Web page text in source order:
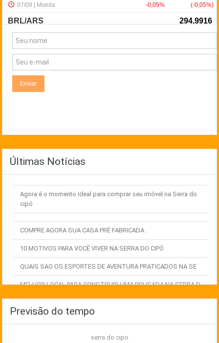
NewsLetter
Últimas Notícias
Agora é o momento ideal para comprar seu imóvel na Serra do
cipó
COMPRE AGORA SUA CASA PRÉ FABRICADA .
10 MOTIVOS PARA VOCÊ VIVER NA SERRA DO CIPÓ
QUAIS SAO OS ESPORTES DE AVENTURA PRATICADOS NA SE
MELHOR LOCAL PARA CONSTRUIR UMA POUSADA NA SERRA D
TIPOS DE CASAS PRÉ FABRICADAS
Previsão do tempo
serra do cipo